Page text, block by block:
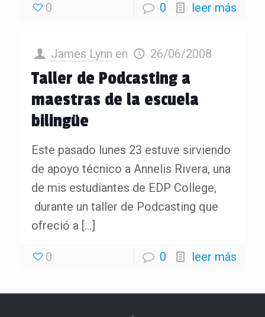
0 0 leer más
James Lynn en 26/06/2008
Taller de Podcasting a
maestras de la escuela
bilingüe
Este pasado lunes 23 estuve sirviendo
de apoyo técnico a Annelis Rivera, una
de mis estudiantes de EDP College,
durante un taller de Podcasting que
ofreció a […]
0 0 leer más